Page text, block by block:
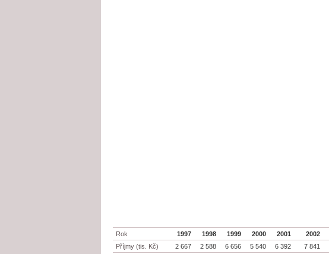
Rok 1997 1998 1999 2000 2001 2002
Příjmy (tis. Kč)
2 667 2 588 6 656 5 540 6 392 7 841